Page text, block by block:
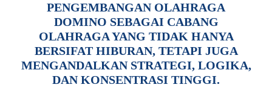
PENGEMBANGAN OLAHRAGA
DOMINO SEBAGAI CABANG
OLAHRAGA YANG TIDAK HANYA
BERSIFAT HIBURAN, TETAPI JUGA
MENGANDALKAN STRATEGI, LOGIKA,
DAN KONSENTRASI TINGGI.